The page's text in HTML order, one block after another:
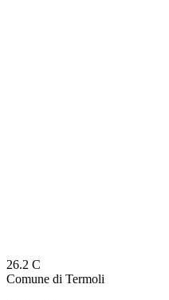
26.2 C
Comune di Termoli